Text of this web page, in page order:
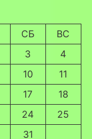
СБ
ВС
3
4
10
11
17
18
24
25
31